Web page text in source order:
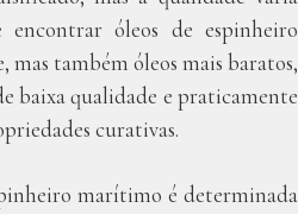
encontrar óleos de espinheiro
também óleos mais baratos,
baixa qualidade e praticamente
curativas.
marítimo é determinada